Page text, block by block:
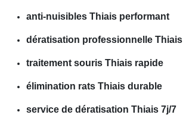
anti-nuisibles Thiais performant
dératisation professionnelle Thiais
traitement souris Thiais rapide
élimination rats Thiais durable
service de dératisation Thiais 7j/7